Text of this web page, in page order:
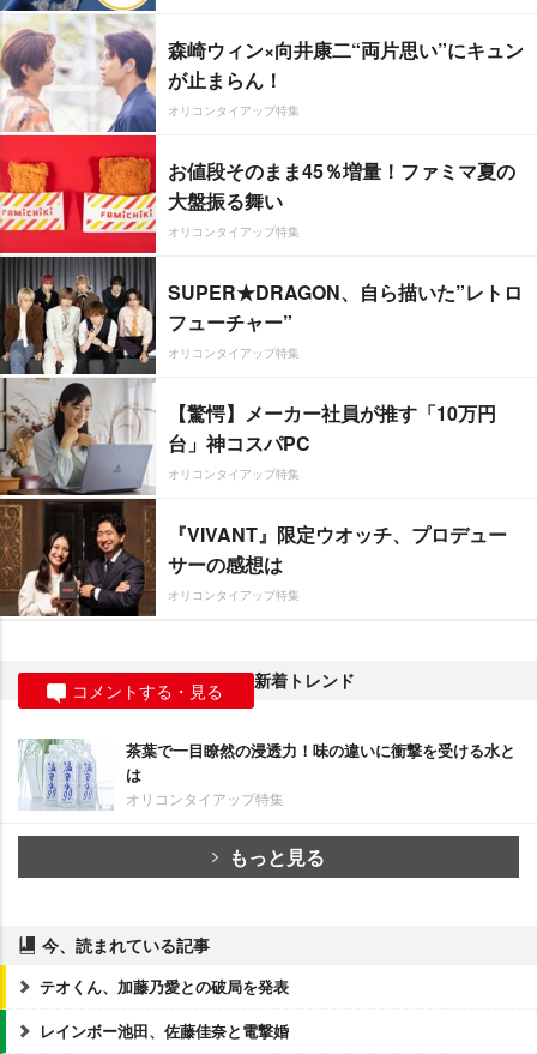
森崎ウィン×向井康二“両片思い”にキュン
が止まらん！
オリコンタイアップ特集
お値段そのまま45％増量！ファミマ夏の
大盤振る舞い
オリコンタイアップ特集
SUPER★DRAGON、自ら描いた”レトロ
フューチャー”
オリコンタイアップ特集
【驚愕】メーカー社員が推す「10万円
台」神コスパPC
オリコンタイアップ特集
『VIVANT』限定ウオッチ、プロデュー
サーの感想は
オリコンタイアップ特集
コメントする・見る 新着トレンド
茶葉で一目瞭然の浸透力！味の違いに衝撃を受ける水と
は
オリコンタイアップ特集
もっと見る
今、読まれている記事
テオくん、加藤乃愛との破局を発表
レインボー池田、佐藤佳奈と電撃婚